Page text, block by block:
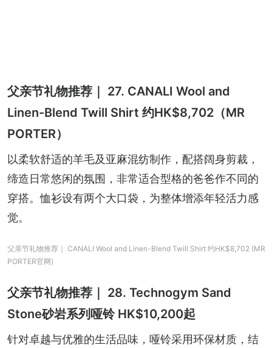
父亲节礼物推荐｜ 27. CANALI Wool and
Linen-Blend Twill Shirt 约HK$8,702（MR
PORTER）
以柔软舒适的羊毛及亚麻混纺制作，配搭阔身剪裁，
缔造日常悠闲的氛围，非常适合型格的爸爸作不同的
穿搭。恤衫设有两个大口袋，为整体增添年轻活力感
觉。
父亲节礼物推荐｜ CANALI Wool and Linen-Blend Twill Shirt 约HK$8,702 (MR
PORTER官网)
父亲节礼物推荐｜ 28. Technogym Sand
Stone砂岩系列哑铃 HK$10,200起
针对卓越与优雅的生活品味，哑铃采用环保材质，结